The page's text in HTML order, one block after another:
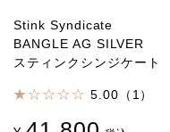
Stink Syndicate
BANGLE AG SILVER
スティンクシンジケート
5.00（1）